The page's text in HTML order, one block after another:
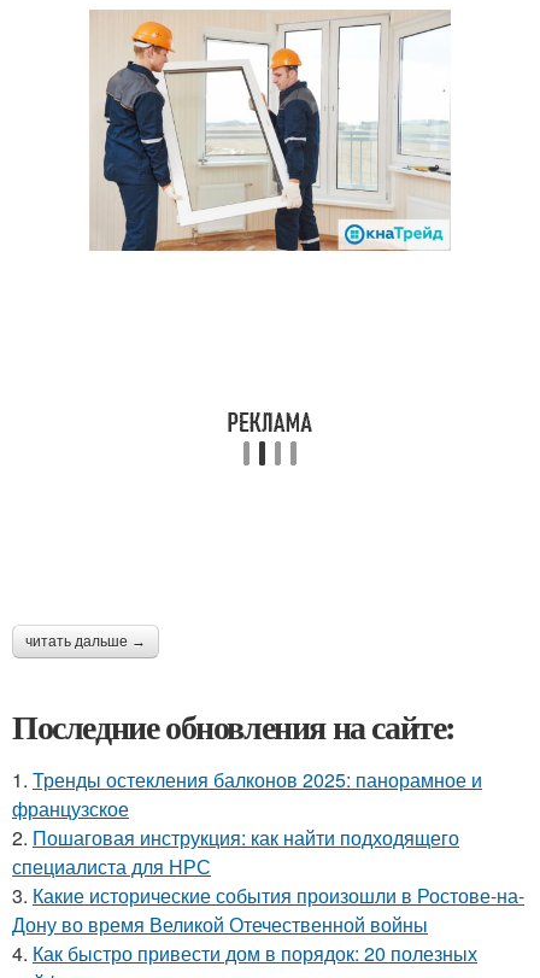
читать дальше →
Последние обновления на сайте:
1. Тренды остекления балконов 2025: панорамное и
французское
2. Пошаговая инструкция: как найти подходящего
специалиста для НРС
3. Какие исторические события произошли в Ростове-на-
Дону во время Великой Отечественной войны
4. Как быстро привести дом в порядок: 20 полезных